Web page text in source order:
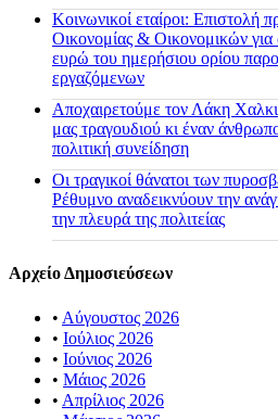
Κοινωνικοί εταίροι: Επιστολή
Οικονομίας & Οικονομικών
ευρώ του ημερήσιου ορίου
εργαζόμενων
Αποχαιρετούμε τον Λάκη
μας τραγουδιού κι έναν
πολιτική συνείδηση
Οι τραγικοί θάνατοι των
Ρέθυμνο αναδεικνύουν την
την πλευρά της πολιτείας
Αρχείο Δημοσιεύσεων
• Αύγουστος 2026
• Ιούλιος 2026
• Ιούνιος 2026
• Μάιος 2026
• Απρίλιος 2026